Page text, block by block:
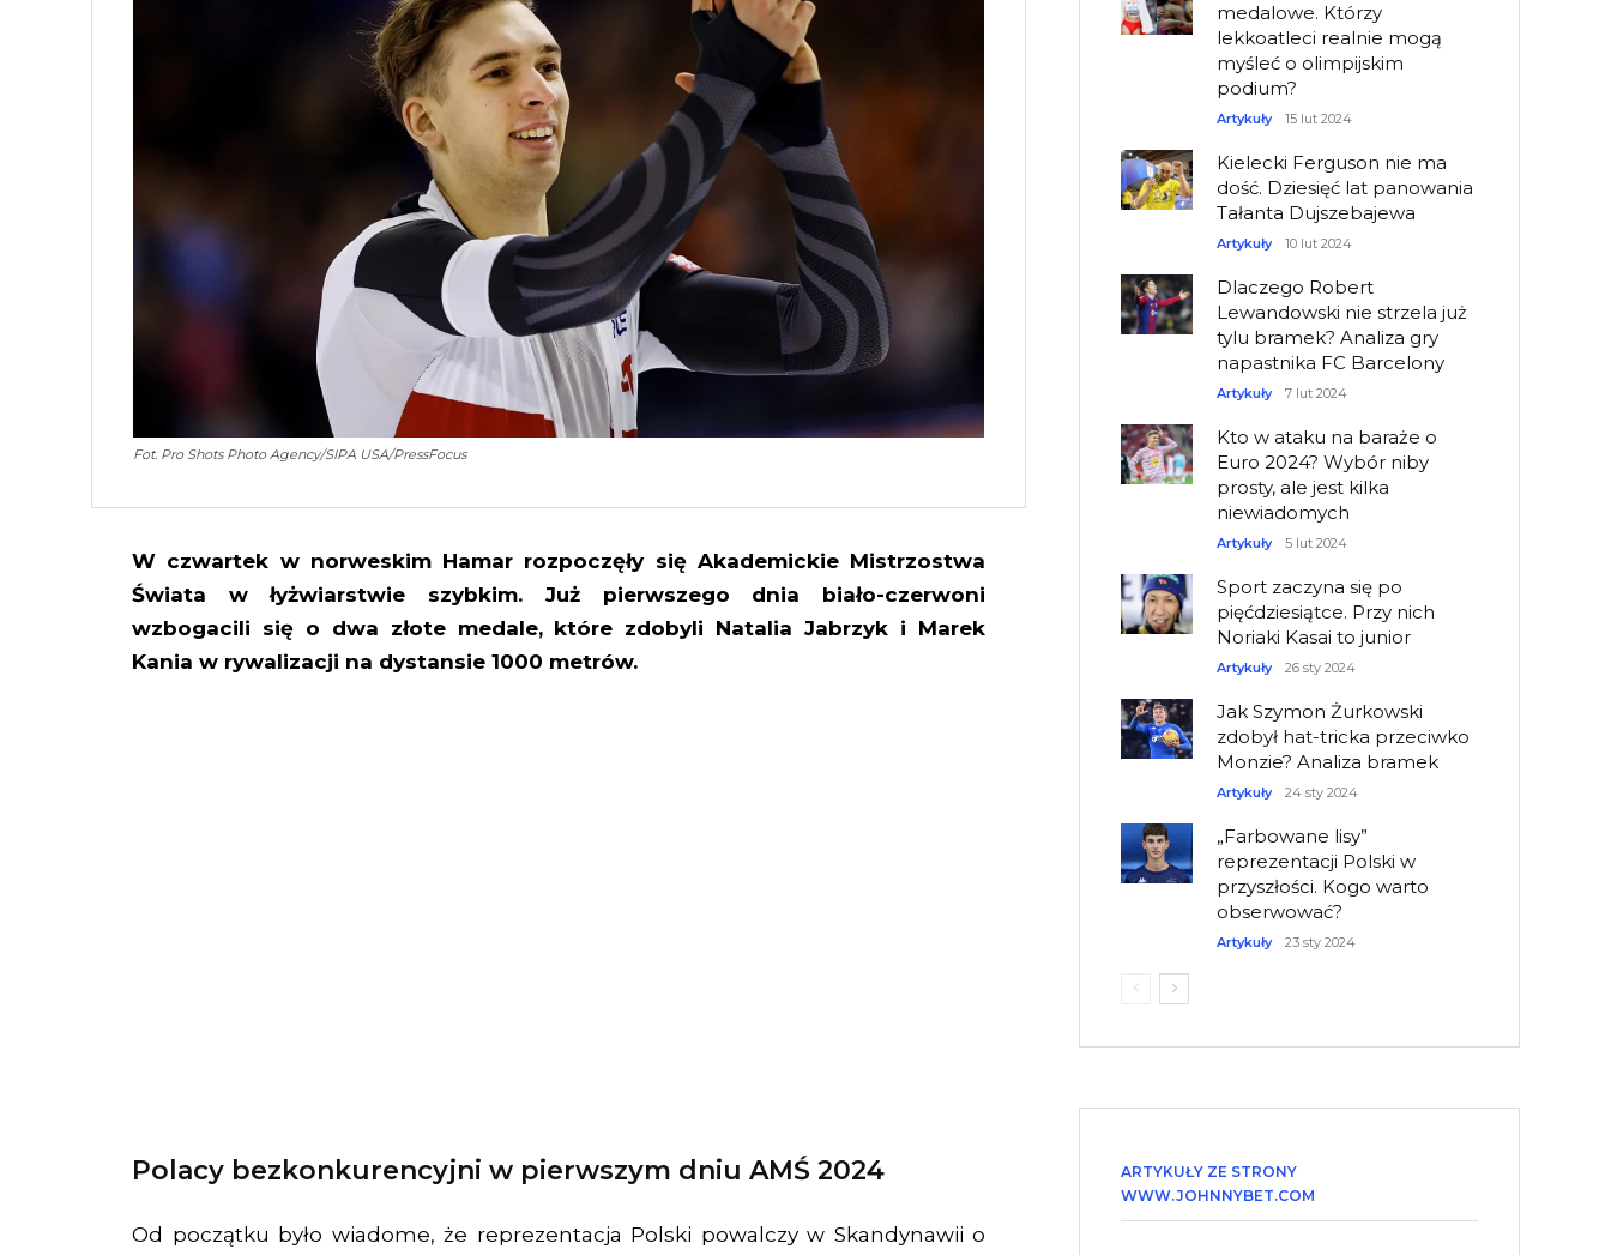
Fot. Pro Shots Photo Agency/SIPA USA/PressFocus
W czwartek w norweskim Hamar rozpoczęły się Akademickie Mistrzostwa
Świata w łyżwiarstwie szybkim. Już pierwszego dnia biało-czerwoni
wzbogacili się o dwa złote medale, które zdobyli Natalia Jabrzyk i Marek
Kania w rywalizacji na dystansie 1000 metrów.
Polacy bezkonkurencyjni w pierwszym dniu AMŚ 2024
Od początku było wiadome, że reprezentacja Polski powalczy w Skandynawii o
medalowe. Którzy
lekkoatleci realnie mogą
myśleć o olimpijskim
podium?
Artykuły 15 lut 2024
Kielecki Ferguson nie ma
dość. Dziesięć lat panowania
Tałanta Dujszebajewa
Artykuły 10 lut 2024
Dlaczego Robert
Lewandowski nie strzela już
tylu bramek? Analiza gry
napastnika FC Barcelony
Artykuły 7 lut 2024
Kto w ataku na baraże o
Euro 2024? Wybór niby
prosty, ale jest kilka
niewiadomych
Artykuły 5 lut 2024
Sport zaczyna się po
pięćdziesiątce. Przy nich
Noriaki Kasai to junior
Artykuły 26 sty 2024
Jak Szymon Żurkowski
zdobył hat-tricka przeciwko
Monzie? Analiza bramek
Artykuły 24 sty 2024
„Farbowane lisy”
reprezentacji Polski w
przyszłości. Kogo warto
obserwować?
Artykuły 23 sty 2024
ARTYKUŁY ZE STRONY
WWW.JOHNNYBET.COM